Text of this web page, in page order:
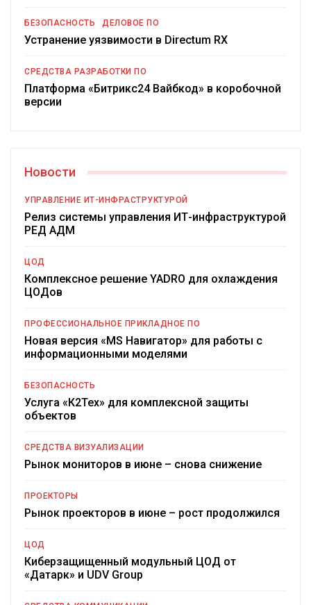
БЕЗОПАСНОСТЬ ДЕЛОВОЕ ПО
Устранение уязвимости в Directum RX
СРЕДСТВА РАЗРАБОТКИ ПО
Платформа «Битрикс24 Вайбкод» в коробочной
версии
Новости
УПРАВЛЕНИЕ ИТ-ИНФРАСТРУКТУРОЙ
Релиз системы управления ИТ-инфраструктурой
РЕД АДМ
ЦОД
Комплексное решение YADRO для охлаждения
ЦОДов
ПРОФЕССИОНАЛЬНОЕ ПРИКЛАДНОЕ ПО
Новая версия «MS Навигатор» для работы с
информационными моделями
БЕЗОПАСНОСТЬ
Услуга «К2Тех» для комплексной защиты
объектов
СРЕДСТВА ВИЗУАЛИЗАЦИИ
Рынок мониторов в июне – снова снижение
ПРОЕКТОРЫ
Рынок проекторов в июне – рост продолжился
ЦОД
Киберзащищенный модульный ЦОД от
«Датарк» и UDV Group